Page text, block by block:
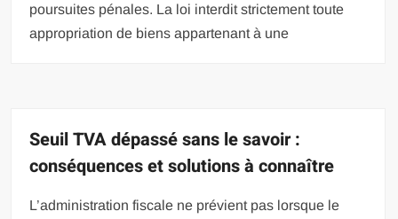
poursuites pénales. La loi interdit strictement toute
appropriation de biens appartenant à une
Seuil TVA dépassé sans le savoir :
conséquences et solutions à connaître
L’administration fiscale ne prévient pas lorsque le